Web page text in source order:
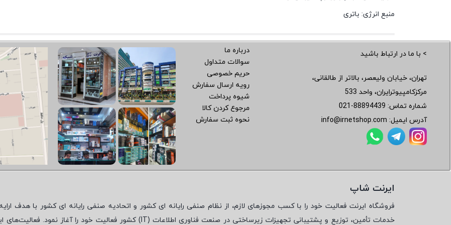
منبع انرژی: باتری
> با ما در ارتباط باشید
تهران، خیابان ولیعصر، بالاتر از طالقانی،
مرکزکامپیوترایران، واحد 533
شماره تماس: 021-88894439
آدرس ایمیل: info@irnetshop.com
درباره ما
سوالات متداول
حریم خصوصی
رویه ارسال سفارش
شیوه پرداخت
مرجوع کردن کالا
نحوه ثبت سفارش
ایرنت شاپ
فروشگاه ایرنت فعالیت خود را با کسب مجوزهای لازم، از نظام صنفی رایانه ای کشور و اتحادیه صنفی رایانه ای کشور با هدف
خدمات تأمین، توزیع و پشتیبانی تجهیزات زیرساختی در صنعت فناوری اطلاعات ( IT) کشور فعالیت خود را آغاز نمود. فعالیت‌های